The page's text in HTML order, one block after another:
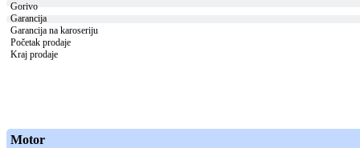
Gorivo
Garancija
Garancija na karoseriju
Početak prodaje
Kraj prodaje
Motor